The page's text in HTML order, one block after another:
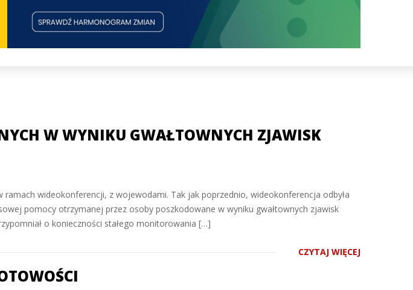
W WYNIKU GWAŁTOWNYCH ZJAWISK
wideokonferencji, z wojewodami. Tak jak poprzednio, wideokonferencja odbyła
pomocy otrzymanej przez osoby poszkodowane w wyniku gwałtownych zjawisk
o konieczności stałego monitorowania […]
CZYTAJ WIĘCEJ